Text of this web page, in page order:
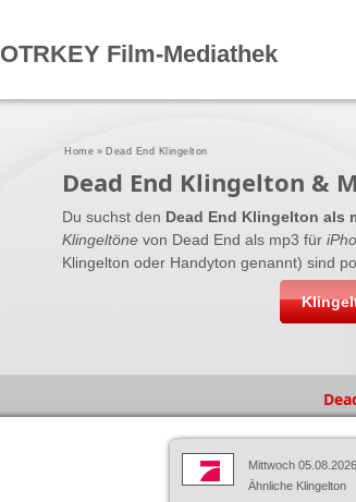
Dead End Klingelton &
Du suchst den Dead End Klingelton als
Klingeltöne von Dead End als mp3 für
Klingelton oder Handyton genannt) sind
Mittwoch
Ähnliche Klingelton
Home » Dead End Klingelton
OTRKEY Film-Mediathek